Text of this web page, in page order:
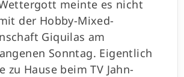
meinte es nicht
der Hobby-Mixed-
Giquilas am
Sonntag. Eigentlich
zu Hause beim TV Jahn-
Germanenallee